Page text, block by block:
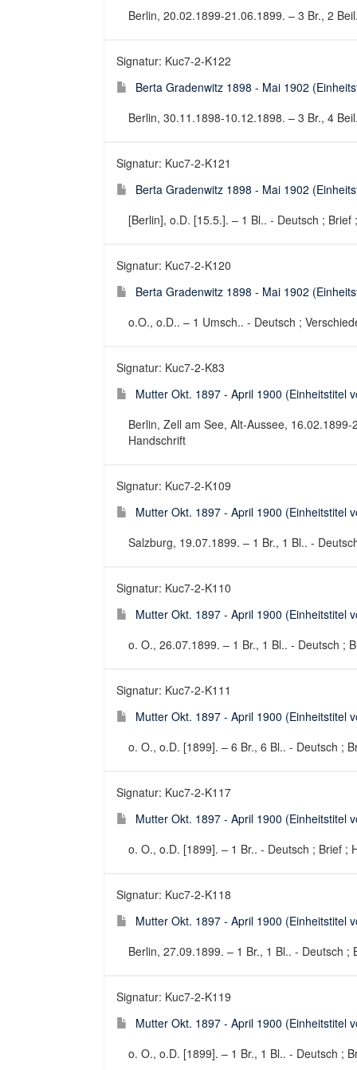
Berlin, 20.02.1899-21.06.1899. – 3 Br., 2
Signatur: Kuc7-2-K122
Berta Gradenwitz 1898 - Mai 1902
Berlin, 30.11.1898-10.12.1898. – 3 Br., 4
Signatur: Kuc7-2-K121
Berta Gradenwitz 1898 - Mai 1902
[Berlin], o.D. [15.5.]. – 1 Bl.. - Deutsch ; Brief
Signatur: Kuc7-2-K120
Berta Gradenwitz 1898 - Mai 1902
o.O., o.D.. – 1 Umsch.. - Deutsch ;
Signatur: Kuc7-2-K83
Mutter Okt. 1897 - April 1900 (Einheitstitel
Berlin, Zell am See, Alt-Aussee,
Handschrift
Signatur: Kuc7-2-K109
Mutter Okt. 1897 - April 1900 (Einheitstitel
Salzburg, 19.07.1899. – 1 Br., 1 Bl.. -
Signatur: Kuc7-2-K110
Mutter Okt. 1897 - April 1900 (Einheitstitel
o. O., 26.07.1899. – 1 Br., 1 Bl.. - Deutsch ;
Signatur: Kuc7-2-K111
Mutter Okt. 1897 - April 1900 (Einheitstitel
o. O., o.D. [1899]. – 6 Br., 6 Bl.. - Deutsch ;
Signatur: Kuc7-2-K117
Mutter Okt. 1897 - April 1900 (Einheitstitel
o. O., o.D. [1899]. – 1 Br.. - Deutsch ; Brief ;
Signatur: Kuc7-2-K118
Mutter Okt. 1897 - April 1900 (Einheitstitel
Berlin, 27.09.1899. – 1 Br., 1 Bl.. - Deutsch ;
Signatur: Kuc7-2-K119
Mutter Okt. 1897 - April 1900 (Einheitstitel
o. O., o.D. [1899]. – 1 Br., 1 Bl.. - Deutsch ;